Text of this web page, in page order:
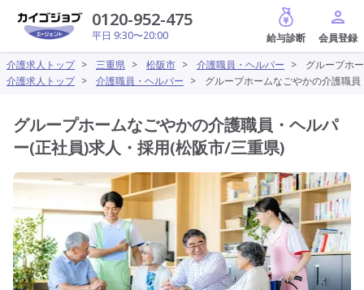
0120-952-475
平日 9:30〜20:00
給与診断
介護求人トップ > 三重県 > 松阪市 > 介護職員・ヘルパー >
グループホ
介護求人トップ > 介護職員・ヘルパー > グループホームなごやかの介護職
グループホームなごやかの介護職員・ヘルパ
ー(正社員)求人・採用(松阪市/三重県)